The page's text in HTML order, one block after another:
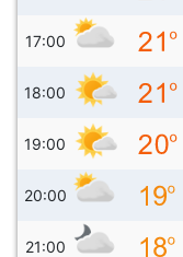
17:00
18:00
19:00
20:00
21:00